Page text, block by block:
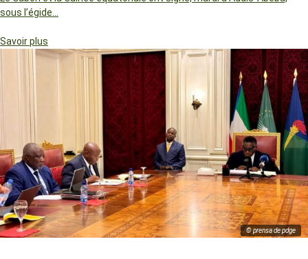
sous l’égide…
Savoir plus
© prensa de pdge